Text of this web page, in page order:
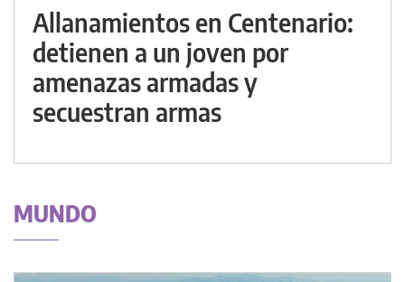
Allanamientos en Centenario:
detienen a un joven por
amenazas armadas y
secuestran armas
MUNDO